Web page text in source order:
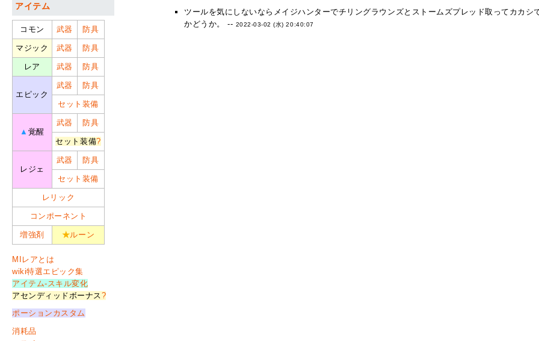
ツールを気にしないならメイジハンターでチリングラウンズとストームズプレッド取ってカカ
かどうか。 -- 2022-03-02 (水) 20:40:07
アイテム
コモン 武器 防具
マジック 武器 防具
レア 武器 防具
エピック
武器 防具
セット装備
▲ 覚醒
武器 防具
セット装備?
レジェ
武器 防具
セット装備
レリック
コンポーネント
増強剤 ★ルーン
MIレアとは
wiki特選エピック集
アイテム-スキル変化
アセンディッドボーナス?
ポーションカスタム
消耗品